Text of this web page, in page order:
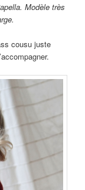
Modèle très
cousu juste